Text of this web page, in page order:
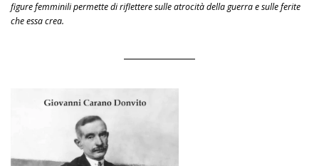
figure femminili permette di riflettere sulle atrocità della guerra e sulle ferite
che essa crea.